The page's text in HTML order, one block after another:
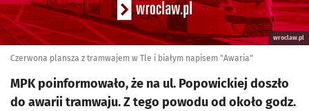
wroclaw.pl
Czerwona plansza z tramwajem w Tle i białym napisem "Awaria"
MPK poinformowało, że na ul. Popowickiej doszło
do awarii tramwaju. Z tego powodu od około godz.